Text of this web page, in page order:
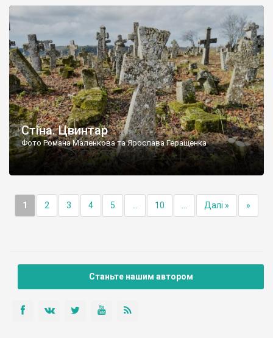
ньому чимало хрестів 19 століття, є такі, де епітафії стер […]
Стіна. Цвинтар
Фото Романа Маленкова та Ярослава Геращенка
1 2 3 4 5 10 Далі » »
Станьте нашим автором